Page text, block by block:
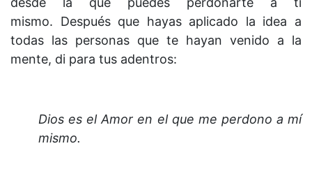
mismo. Después que hayas aplicado la idea a
todas las personas que te hayan venido a la
mente, di para tus adentros:
Dios es el Amor en el que me perdono a mí
mismo.